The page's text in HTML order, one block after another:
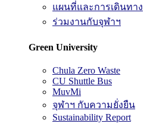
แผนที่และการเดินทาง
ร่วมงานกับจุฬาฯ
Green University
Chula Zero Waste
CU Shuttle Bus
MuvMi
จุฬาฯ กับความยั่งยืน
Sustainability Report